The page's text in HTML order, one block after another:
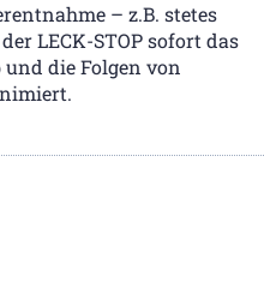
– z.B. stetes
LECK-STOP sofort das
die Folgen von